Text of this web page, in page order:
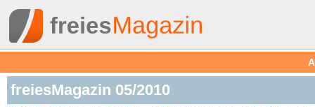
freiesMagazin 05/2010